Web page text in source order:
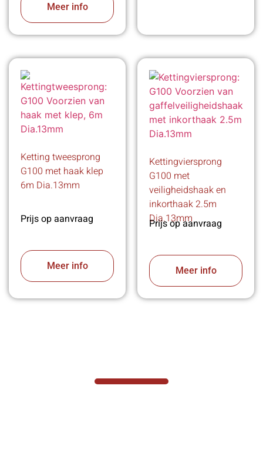
Meer info
Ketting tweesprong
G100 met haak klep
6m Dia.13mm
Prijs op aanvraag
Meer info
Kettingviersprong
G100 met
veiligheidshaak en
inkorthaak 2.5m
Dia.13mm
Prijs op aanvraag
Meer info